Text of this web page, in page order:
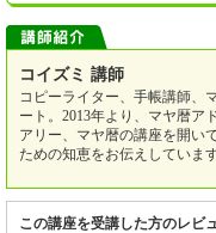
コイズミ 講師
コピーライター、手帳講師、
ート。2013年より、マヤ暦ア
アリー、マヤ暦の講座を開い
ための知恵をお伝えしていま
この講座を受講した方のレビ